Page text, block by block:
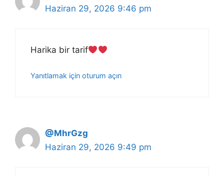
Haziran 29, 2026 9:46 pm
Harika bir tarif
Yanıtlamak için oturum açın
@MhrGzg
Haziran 29, 2026 9:49 pm